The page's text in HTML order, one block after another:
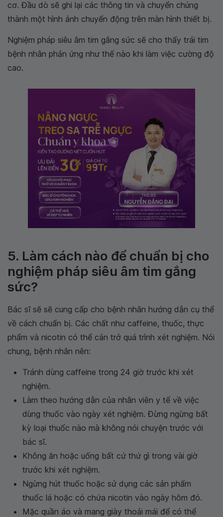
cơ. Đầu dò sẽ ghi lại các thông tin và chuyển chúng
thành một hình ảnh chuyển động trên màn hình thiết bị.
Nghiệm pháp siêu âm tim gắng sức sẽ cho thấy trái tim
bệnh nhân phản ứng như thế nào khi làm việc cường độ
cao.
5. Làm cách nào để chuẩn bị cho
nghiệm pháp siêu âm tim gắng
sức?
Bác sĩ sẽ sẽ cung cấp cho bệnh nhân hướng dẫn cụ thể
về cách chuẩn bị. Các chất như caffeine, thuốc, thực
phẩm và nicotin có thể cản trở quá trình xét nghiệm. Nói
chung, bệnh nhân nên:
Tránh dùng caffeine trong 24 giờ trước khi xét
nghiệm.
Làm theo hướng dẫn của nhân viên y tế về việc
dùng thuốc vào ngày xét nghiệm. Đừng ngừng bất
kỳ loại thuốc nào mà không nói chuyện trước với
bác sĩ.
Không ăn hoặc uống bất cứ thứ gì trong vài giờ
trước khi xét nghiệm.
Ngừng hút thuốc hoặc sử dụng các sản phẩm
thuốc lá hoặc có chứa nicotin vào ngày hôm đó.
Mặc quần áo và mang giày thoải mái để có thể